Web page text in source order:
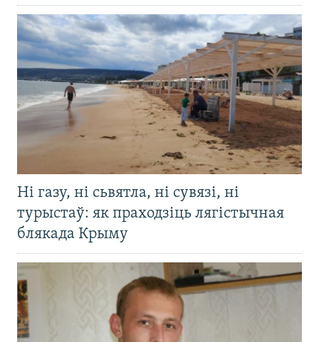
Ні газу, ні сьвятла, ні сувязі, ні
турыстаў: як праходзіць лягістычная
блякада Крыму